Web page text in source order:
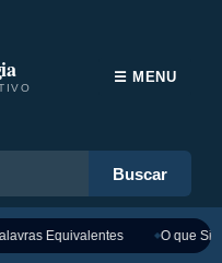
Buscar
☰ MENU
Equivalentes O que